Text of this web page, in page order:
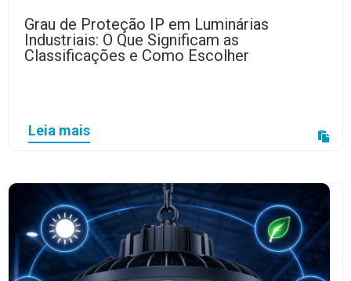
Grau de Proteção IP em Luminárias
Industriais: O Que Significam as
Classificações e Como Escolher
Leia mais